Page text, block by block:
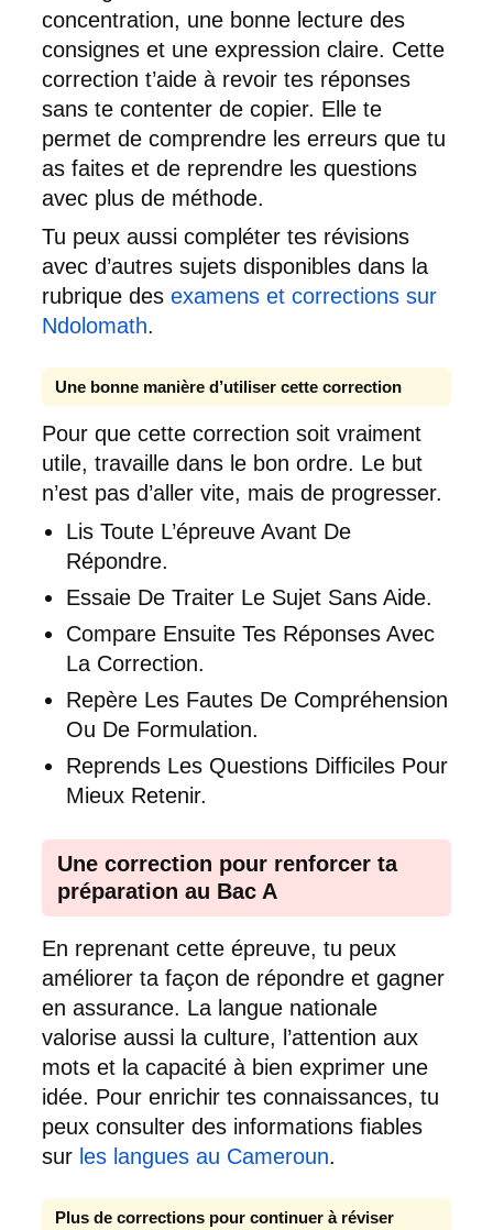
concentration, une bonne lecture des
consignes et une expression claire. Cette
correction t’aide à revoir tes réponses
sans te contenter de copier. Elle te
permet de comprendre les erreurs que tu
as faites et de reprendre les questions
avec plus de méthode.
Tu peux aussi compléter tes révisions
avec d’autres sujets disponibles dans la
rubrique des examens et corrections sur
Ndolomath.
Une bonne manière d’utiliser cette correction
Pour que cette correction soit vraiment
utile, travaille dans le bon ordre. Le but
n’est pas d’aller vite, mais de progresser.
Lis Toute L’épreuve Avant De
Répondre.
Essaie De Traiter Le Sujet Sans Aide.
Compare Ensuite Tes Réponses Avec
La Correction.
Repère Les Fautes De Compréhension
Ou De Formulation.
Reprends Les Questions Difficiles Pour
Mieux Retenir.
Une correction pour renforcer ta
préparation au Bac A
En reprenant cette épreuve, tu peux
améliorer ta façon de répondre et gagner
en assurance. La langue nationale
valorise aussi la culture, l’attention aux
mots et la capacité à bien exprimer une
idée. Pour enrichir tes connaissances, tu
peux consulter des informations fiables
sur les langues au Cameroun.
Plus de corrections pour continuer à réviser